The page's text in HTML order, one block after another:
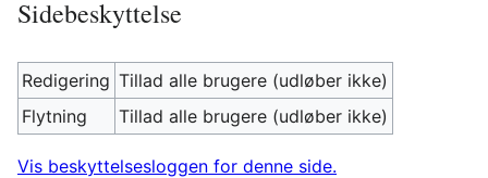
Sidebeskyttelse
Redigering Tillad alle brugere (udløber ikke)
Flytning
Tillad alle brugere (udløber ikke)
Vis beskyttelsesloggen for denne side.